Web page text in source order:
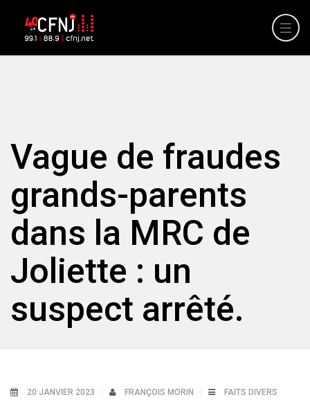
Vague de fraudes
grands-parents
dans la MRC de
Joliette : un
suspect arrêté.
20 JANVIER 2023 FRANÇOIS MORIN FAITS DIVERS